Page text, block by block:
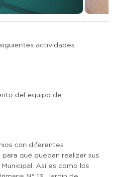
actividades
del equipo de
con diferentes
que puedan realizar sus
Así es como los